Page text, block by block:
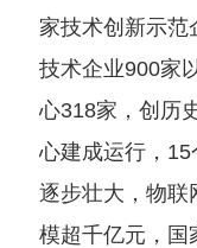
家技术创新示范
技术企业900家
心318家，创历
心建成运行，
逐步壮大，物联
模超千亿元，国